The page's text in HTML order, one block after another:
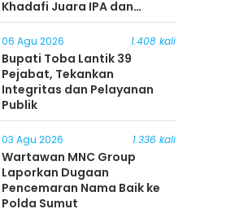
Khadafi Juara IPA dan
Timothy Rangkuti Juara IPS
06 Agu 2026 1.408 kali
Bupati Toba Lantik 39
Pejabat, Tekankan
Integritas dan Pelayanan
Publik
03 Agu 2026 1.336 kali
Wartawan MNC Group
Laporkan Dugaan
Pencemaran Nama Baik ke
Polda Sumut